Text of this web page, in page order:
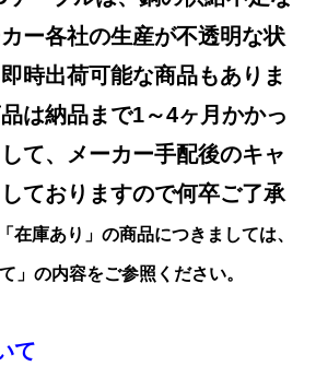
ー各社の生産が不透明な状
時出荷可能な商品もありま
は納品まで1～4ヶ月かかっ
て、メーカー手配後のキャ
ておりますので何卒ご了承
在庫あり」の商品につきましては、
」の内容をご参照ください。
て